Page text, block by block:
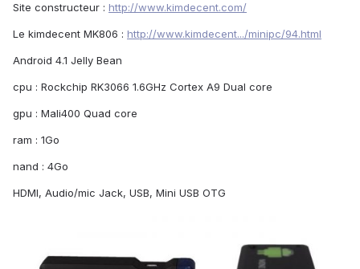
Site constructeur : http://www.kimdecent.com/
Le kimdecent MK806 : http://www.kimdecent.../minipc/94.html
Android 4.1 Jelly Bean
cpu : Rockchip RK3066 1.6GHz Cortex A9 Dual core
gpu : Mali400 Quad core
ram : 1Go
nand : 4Go
HDMI, Audio/mic Jack, USB, Mini USB OTG